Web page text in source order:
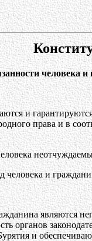
человека
и
права и в
человека и
являются
органов
и